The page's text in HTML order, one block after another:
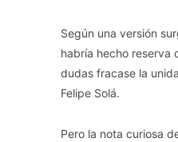
Según una versión
habría hecho reserva
dudas fracase la
Felipe Solá.
Pero la nota curiosa